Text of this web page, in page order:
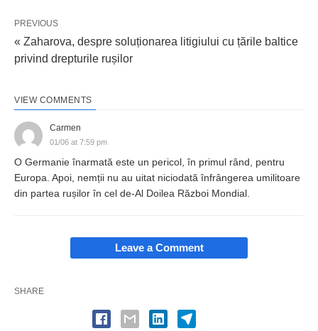
PREVIOUS
« Zaharova, despre soluționarea litigiului cu țările baltice
privind drepturile rușilor
VIEW COMMENTS
Carmen
01/06 at 7:59 pm
O Germanie înarmată este un pericol, în primul rând, pentru
Europa. Apoi, nemții nu au uitat niciodată înfrângerea umilitoare
din partea rușilor în cel de-Al Doilea Război Mondial.
Leave a Comment
SHARE